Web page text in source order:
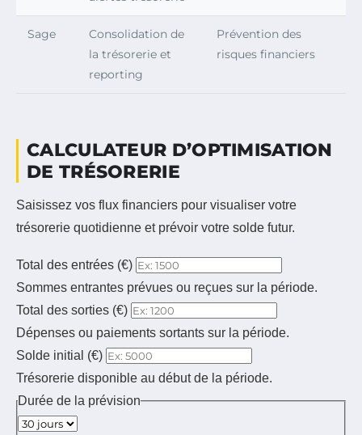
Sage
Consolidation de
la trésorerie et
reporting
Prévention des
risques financiers
CALCULATEUR D’OPTIMISATION
DE TRÉSORERIE
Saisissez vos flux financiers pour visualiser votre
trésorerie quotidienne et prévoir votre solde futur.
Total des entrées (€)
Sommes entrantes prévues ou reçues sur la période.
Total des sorties (€)
Dépenses ou paiements sortants sur la période.
Solde initial (€)
Trésorerie disponible au début de la période.
Durée de la prévision